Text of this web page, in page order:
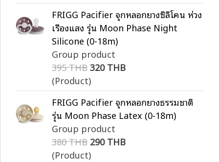
FRIGG Pacifier จุกหลอกยางซิลิโคน ห่วง
เรืองแสง รุ่น Moon Phase Night
Silicone (0-18m)
Group product
395 THB320 THB
(Product)
FRIGG Pacifier จุกหลอกยางธรรมชาติ
รุ่น Moon Phase Latex (0-18m)
Group product
380 THB 290 THB
(Product)